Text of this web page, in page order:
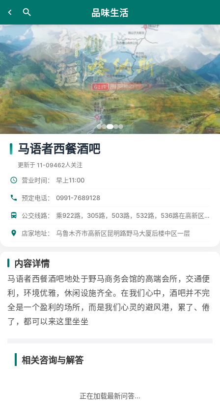
品味生活
马语者西餐酒吧
更新于 11-09462人关注
营业时间： 早上11:00
预定电话： 0991-7689128
公交线路： 乘922路，305路，503路，532路，536路在高新区下车即到。乘26路，45路，913路，307路，78路肿瘤医院下车往昆明路走即到。
店家地址： 乌鲁木齐市高新区昆明路野马大厦后楼中区一层
内容详情
马语者西餐酒吧地处于野马商务会馆的高端会所，交通便
利，环境优雅，休闲设施齐全。在我们心中，酒吧并不完
全是一个盈利的场所，而是我们心灵的避风港，累了、倦
了，都可以来这里坐坐
相关咨询与解答
正在加载最新问答...